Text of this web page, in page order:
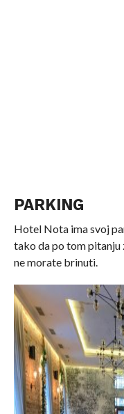
PARKING
Hotel Nota ima svoj
tako da po tom pitanju
ne morate brinuti.